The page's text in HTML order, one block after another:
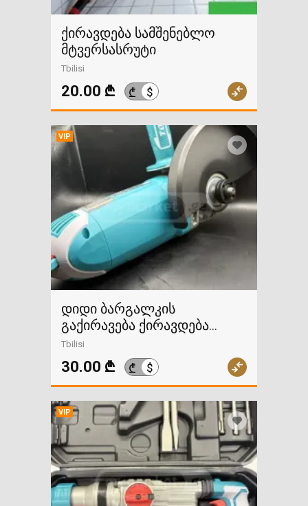
ქირავდება სამშენებლო
მტვერსასრუტი
Tbilisi
20.00 ₾ ₾ $
VIP
დიდი ბარგალკის
გაქირავება ქირავდება
ბარგალკა კუთხსახეხი
Tbilisi
30.00 ₾ ₾ $
VIP